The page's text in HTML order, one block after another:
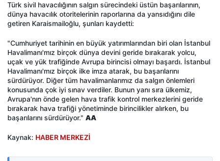
Türk sivil havacılığının salgın sürecindeki üstün başarılarının,
dünya havacılık otoritelerinin raporlarına da yansıdığını dile
getiren Karaismailoğlu, şunları kaydetti:
"Cumhuriyet tarihinin en büyük yatırımlarından biri olan İstanbul
Havalimanı'mız birçok dünya devini geride bırakarak yolcu,
uçak ve yük trafiğinde Avrupa birincisi olmayı başardı. İstanbul
Havalimanı'mız birçok ilke imza atarak, bu başarılarını
sürdürüyor. Diğer tüm havalimanlarımız da salgın önlemleri
konusunda çok iyi sınav verdiler. Bunun yanı sıra ülkemiz,
Avrupa'nın önde gelen hava trafik kontrol merkezlerini geride
bırakarak hava trafiği yönetiminde birincilikler alırken, bu
başarılarını sürdürüyor." AA
Kaynak: HABER MERKEZİ